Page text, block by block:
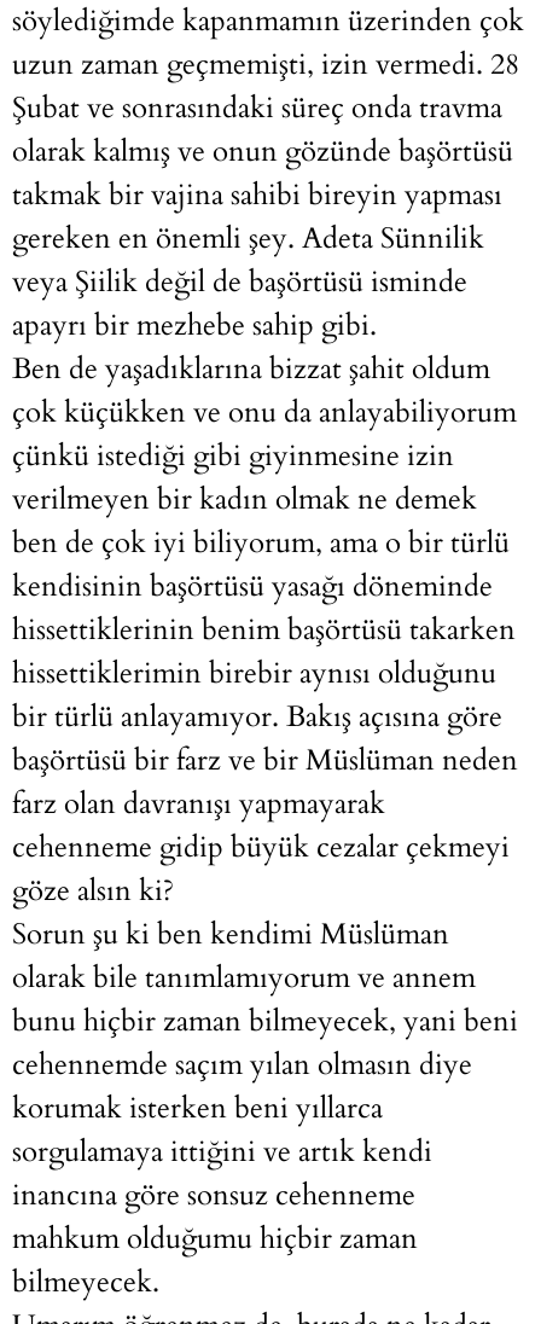
söylediğimde kapanmamın üzerinden çok
uzun zaman geçmemişti, izin vermedi. 28
Şubat ve sonrasındaki süreç onda travma
olarak kalmış ve onun gözünde başörtüsü
takmak bir vajina sahibi bireyin yapması
gereken en önemli şey. Adeta Sünnilik
veya Şiilik değil de başörtüsü isminde
apayrı bir mezhebe sahip gibi.
Ben de yaşadıklarına bizzat şahit oldum
çok küçükken ve onu da anlayabiliyorum
çünkü istediği gibi giyinmesine izin
verilmeyen bir kadın olmak ne demek
ben de çok iyi biliyorum, ama o bir türlü
kendisinin başörtüsü yasağı döneminde
hissettiklerinin benim başörtüsü takarken
hissettiklerimin birebir aynısı olduğunu
bir türlü anlayamıyor. Bakış açısına göre
başörtüsü bir farz ve bir Müslüman neden
farz olan davranışı yapmayarak
cehenneme gidip büyük cezalar çekmeyi
göze alsın ki?
Sorun şu ki ben kendimi Müslüman
olarak bile tanımlamıyorum ve annem
bunu hiçbir zaman bilmeyecek, yani beni
cehennemde saçım yılan olmasın diye
korumak isterken beni yıllarca
sorgulamaya ittiğini ve artık kendi
inancına göre sonsuz cehenneme
mahkum olduğumu hiçbir zaman
bilmeyecek.